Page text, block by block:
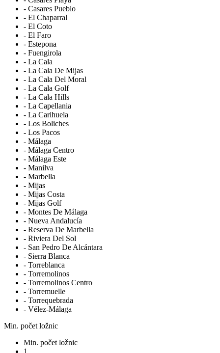
- Casares Pueblo
- El Chaparral
- El Coto
- El Faro
- Estepona
- Fuengirola
- La Cala
- La Cala De Mijas
- La Cala Del Moral
- La Cala Golf
- La Cala Hills
- La Capellania
- La Carihuela
- Los Boliches
- Los Pacos
- Málaga
- Málaga Centro
- Málaga Este
- Manilva
- Marbella
- Mijas
- Mijas Costa
- Mijas Golf
- Montes De Málaga
- Nueva Andalucía
- Reserva De Marbella
- Riviera Del Sol
- San Pedro De Alcántara
- Sierra Blanca
- Torreblanca
- Torremolinos
- Torremolinos Centro
- Torremuelle
- Torrequebrada
- Vélez-Málaga
Min. počet ložnic
Min. počet ložnic